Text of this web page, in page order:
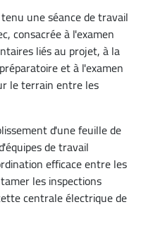
une séance de travail
consacrée à l'examen
liés au projet, à la
et à l'examen
le terrain entre les
d'une feuille de
de travail
efficace entre les
les inspections
centrale électrique de